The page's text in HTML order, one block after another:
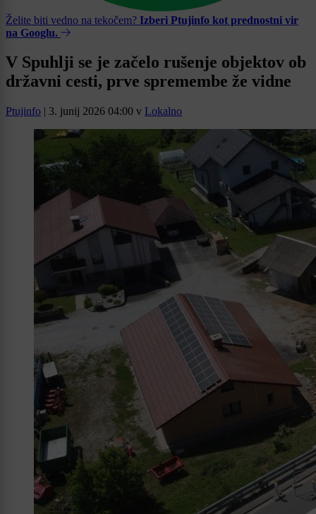
Želite biti vedno na tekočem? Izberi Ptujinfo kot prednostni vir
na Googlu.
V Spuhlji se je začelo rušenje objektov ob
državni cesti, prve spremembe že vidne
Ptujinfo | 3. junij 2026 04:00 v Lokalno